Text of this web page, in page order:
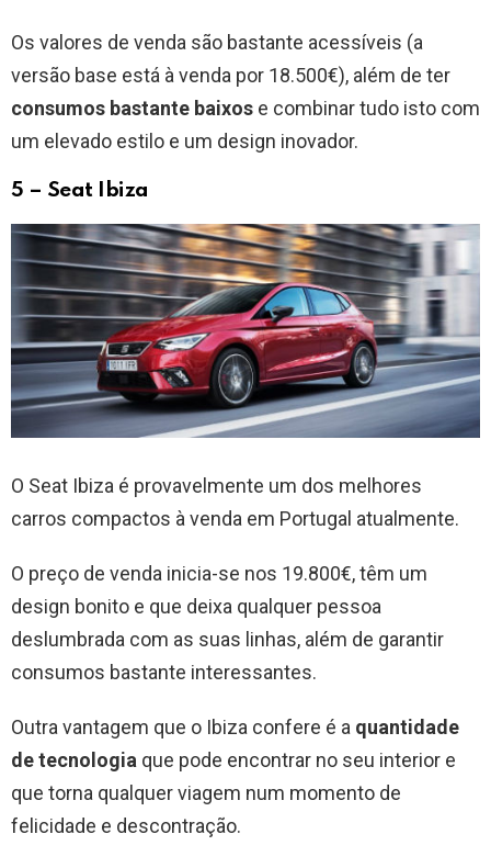
Os valores de venda são bastante acessíveis (a
versão base está à venda por 18.500€), além de ter
consumos bastante baixos e combinar tudo isto com
um elevado estilo e um design inovador.
5 – Seat Ibiza
O Seat Ibiza é provavelmente um dos melhores
carros compactos à venda em Portugal atualmente.
O preço de venda inicia-se nos 19.800€, têm um
design bonito e que deixa qualquer pessoa
deslumbrada com as suas linhas, além de garantir
consumos bastante interessantes.
Outra vantagem que o Ibiza confere é a quantidade
de tecnologia que pode encontrar no seu interior e
que torna qualquer viagem num momento de
felicidade e descontração.